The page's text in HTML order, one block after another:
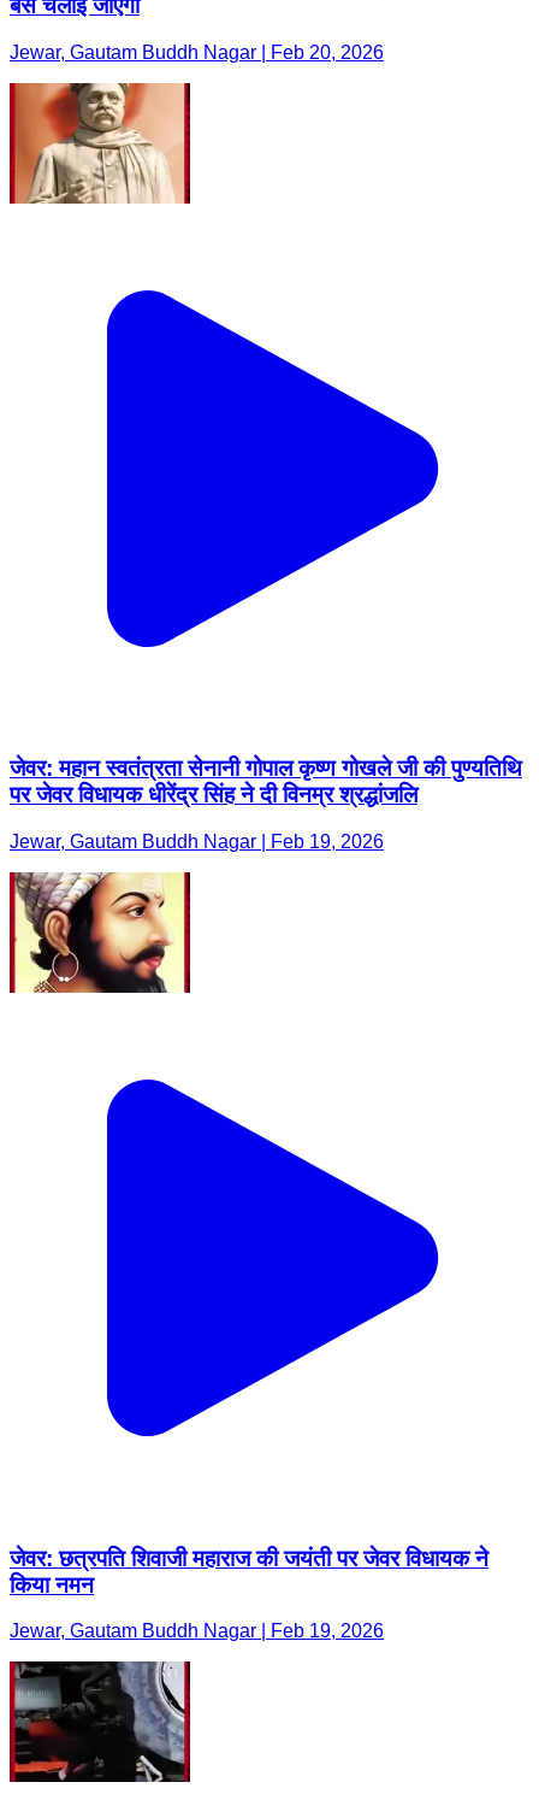
बसें चलाई जाएंगी
Jewar, Gautam Buddh Nagar | Feb 20, 2026
जेवर: महान स्वतंत्रता सेनानी गोपाल कृष्ण गोखले जी की पुण्यतिथि
पर जेवर विधायक धीरेंद्र सिंह ने दी विनम्र श्रद्धांजलि
Jewar, Gautam Buddh Nagar | Feb 19, 2026
जेवर: छत्रपति शिवाजी महाराज की जयंती पर जेवर विधायक ने
किया नमन
Jewar, Gautam Buddh Nagar | Feb 19, 2026